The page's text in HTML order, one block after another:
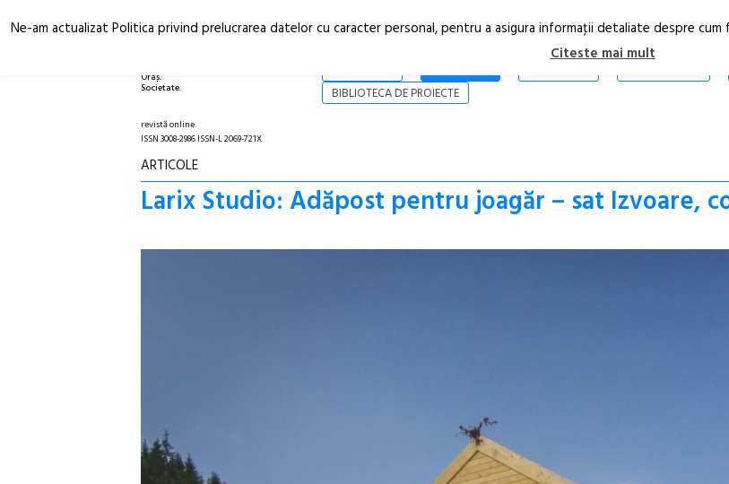
Oraș.
Societate.
ARTICOLE
BIBLIOTECA DE PROIECTE
revistă online
ISSN 3008-2986 ISSN-L 2069-721X
ARTICOLE
Larix Studio: Adăpost pentru joagăr – sat Izvoare,
Ne-am actualizat Politica privind prelucrarea datelor cu caracter personal, pentru a asigura informaţii detaliate despre
Citeste mai mult